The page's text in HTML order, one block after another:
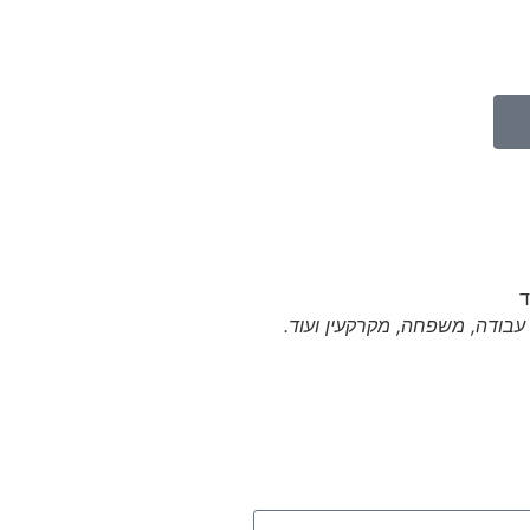
עבודה, משפחה, מקרקעין ועוד.